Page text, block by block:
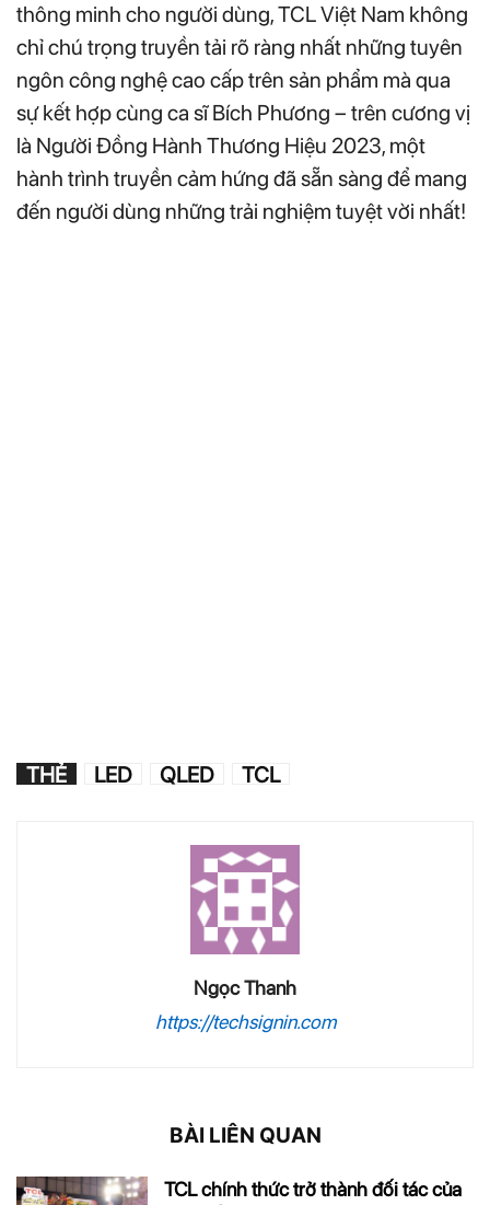
thông minh cho người dùng, TCL Việt Nam không
chỉ chú trọng truyền tải rõ ràng nhất những tuyên
ngôn công nghệ cao cấp trên sản phẩm mà qua
sự kết hợp cùng ca sĩ Bích Phương – trên cương vị
là Người Đồng Hành Thương Hiệu 2023, một
hành trình truyền cảm hứng đã sẵn sàng để mang
đến người dùng những trải nghiệm tuyệt vời nhất!
THẺ LED QLED TCL
Ngọc Thanh
https://techsignin.com
BÀI LIÊN QUAN
TCL chính thức trở thành đối tác của